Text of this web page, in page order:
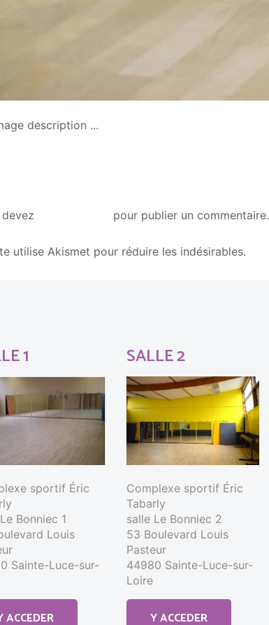
description ...
pour publier un commentaire.
utilise Akismet pour réduire les indésirables.
1
sportif Éric
Bonniec 1
Louis
Sainte-Luce-sur-
ACCEDER
SALLE 2
Complexe sportif Éric
Tabarly
salle Le Bonniec 2
53 Boulevard Louis
Pasteur
44980 Sainte-Luce-sur-
Loire
Y ACCEDER